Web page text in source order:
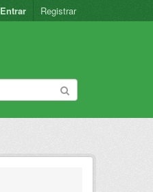
Entrar Registrar